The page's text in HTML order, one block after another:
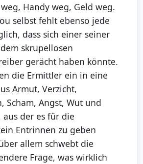
Handy weg, Geld weg.
selbst fehlt ebenso jede
dass sich einer seiner
skrupellosen
gerächt haben könnte.
die Ermittler ein in eine
Armut, Verzicht,
Scham, Angst, Wut und
der es für die
Entrinnen zu geben
allem schwebt die
Frage, was wirklich